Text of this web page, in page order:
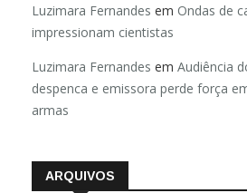
Luzimara Fernandes em Ondas de
impressionam cientistas
Luzimara Fernandes em Audiência
despenca e emissora perde força
armas
ARQUIVOS